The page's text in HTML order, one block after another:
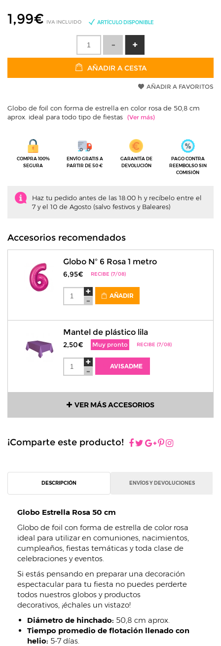
1,99€ IVA INCLUIDO ARTÍCULO DISPONIBLE
AÑADIR A CESTA
AÑADIR A FAVORITOS
Globo de foil con forma de estrella en color rosa de 50,8 cm
aprox. ideal para todo tipo de fiestas
COMPRA 100%
SEGURA
ENVÍO GRATIS A
PARTIR DE 50 €
GARANTÍA DE
DEVOLUCIÓN
PAGO CONTRA
REEMBOLSO SIN
COMISIÓN
Haz tu pedido antes de las 18:00 h y recíbelo entre el
7 y el 10 de Agosto (salvo festivos y Baleares)
Accesorios recomendados
Globo Nº 6 Rosa 1 metro
6,95€ RECIBE (7/08)
AÑADIR
Mantel de plástico lila
2,50€ Muy pronto RECIBE (7/08)
AVISADME
VER MÁS ACCESORIOS
¡Comparte este producto!
DESCRIPCIÓN ENVÍOS Y DEVOLUCIONES
Globo Estrella Rosa 50 cm
Globo de foil con forma de estrella de color rosa
ideal para utilizar en comuniones, nacimientos,
cumpleaños, fiestas temáticas y toda clase de
celebraciones y eventos.
Si estás pensando en preparar una decoración
espectacular para tu fiesta no puedes perderte
todos nuestros globos y productos
decorativos, ¡échales un vistazo!
Diámetro de hinchado: 50,8 cm aprox.
Tiempo promedio de flotación llenado con
helio: 5-7 días.